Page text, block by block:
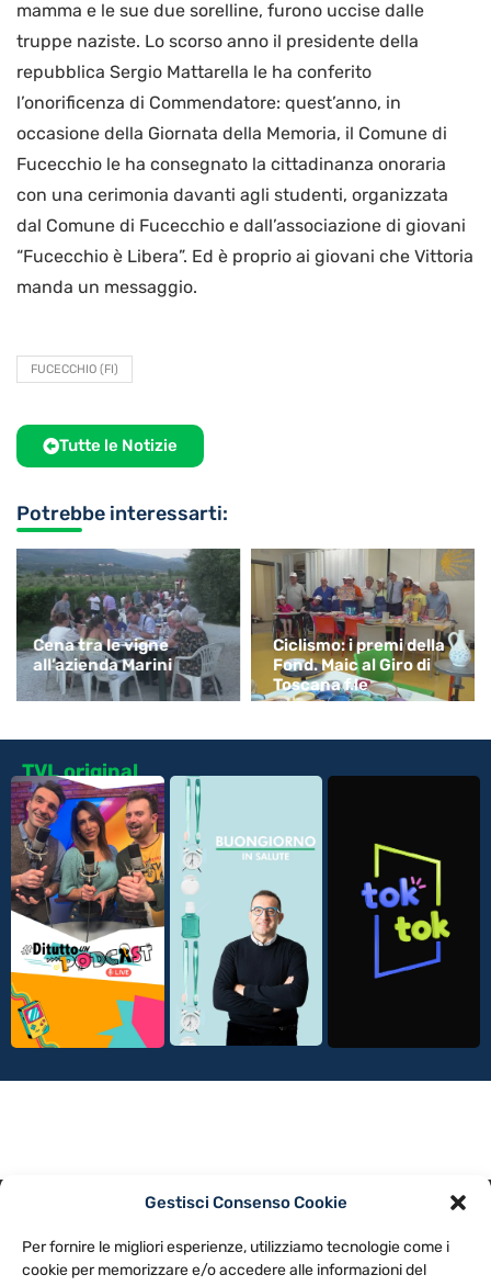
Gestisci Consenso Cookie
Per fornire le migliori esperienze, utilizziamo tecnologie come i
cookie per memorizzare e/o accedere alle informazioni del
mamma e le sue due sorelline, furono uccise dalle
truppe naziste. Lo scorso anno il presidente della
repubblica Sergio Mattarella le ha conferito
l’onorificenza di Commendatore: quest’anno, in
occasione della Giornata della Memoria, il Comune di
Fucecchio le ha consegnato la cittadinanza onoraria
con una cerimonia davanti agli studenti, organizzata
dal Comune di Fucecchio e dall’associazione di giovani
“Fucecchio è Libera”. Ed è proprio ai giovani che Vittoria
manda un messaggio.
FUCECCHIO (FI)
Tutte le Notizie
Potrebbe interessarti:
Cena tra le vigne
all’azienda Marini
Ciclismo: i premi della
Fond. Maic al Giro di
Toscana f.le
TVL original
NOTE LEGALI
CONTATTACI PREFERENZE